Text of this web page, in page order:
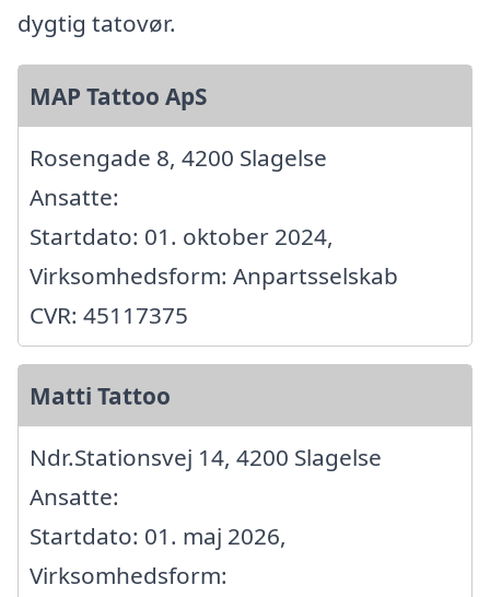
dygtig tatovør.
MAP Tattoo ApS
Rosengade 8, 4200 Slagelse
Ansatte:
Startdato: 01. oktober 2024,
Virksomhedsform: Anpartsselskab
CVR: 45117375
Matti Tattoo
Ndr.Stationsvej 14, 4200 Slagelse
Ansatte:
Startdato: 01. maj 2026,
Virksomhedsform: